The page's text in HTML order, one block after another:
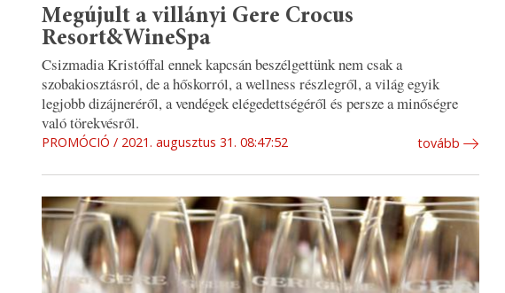
Megújult a villányi Gere Crocus
Resort&WineSpa
Csizmadia Kristóffal ennek kapcsán beszélgettünk nem csak a
szobakiosztásról, de a hőskorról, a wellness részlegről, a világ egyik
legjobb dizájneréről, a vendégek elégedettségéről és persze a minőségre
való törekvésről.
PROMÓCIÓ 2021. augusztus 31. 08:47:52 tovább